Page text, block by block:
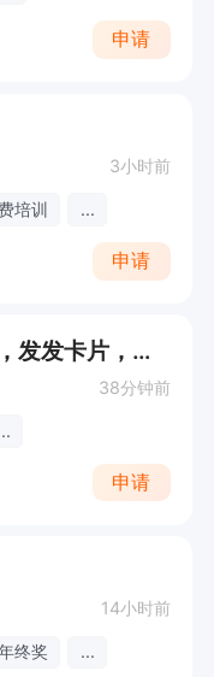
申请
3小时前
培训 ...
申请
招推广员(包食宿+工作简单，发发卡片，打打电话)
38分钟前
申请
14小时前
终奖 ...